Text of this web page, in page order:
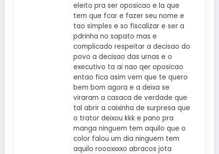
eleito pra ser oposicao e la que
tem que fcar e fazer seu nome e
tao simples e so fiscalizar e ser a
pdrinha no sapato mas e
complicado respeitar a decisao do
povo a decisao das urnas e o
executivo ta ai nao qer oposicao
entao fica asim vem que te quero
bem bom agora e a deixa se
viraram a casaca de verdade que
tal abrir a caixinha de surpresa que
o trator deixou kkk e pano pra
manga ninguem tem aquilo que o
color falou um dia ninguem tem
aquilo roooxxxxo abracos jota